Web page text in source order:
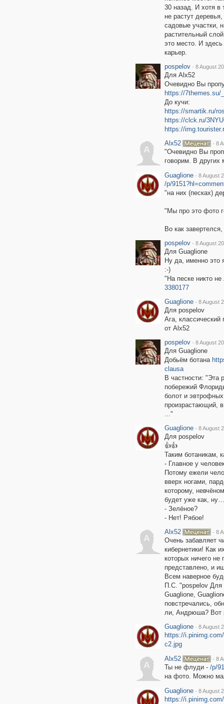
30 назад. И хотя в
не растут
садовые участки,
растительный
это место. И
карьер.
pospelov · 8 August
Для Alx52
Очевидно Вы
https://7themes.su/
До кучи:
https://smartik.ru/
https://clck.ru/
https://
A
Alx52 · 8
"Очевидно Вы
говорим. В других
Guaglione · 8 August
/p/
"на них (песках)
"Мы про это фото
Во как
pospelov · 8 August
Для Guaglione
Ну да, именно это
:-)
"На песке никто
3380177
Guaglione · 8 August
Для pospelov
Ага,
от Alx52
pospelov · 8 August
Для Guaglione
Добьём ботана
clausa
В частности: "Эта
побережий
болот и
произрастающий,
..."
Guaglione · 8 August
Для pospelov
👍👍
Таким ботаникам,
- Главное у
Потому ежели
вверх ногами,
которому,
будет уже как, ну…
- Зелёное?
- Нет! Рябое!
A
Alx52 · 8
Очень забавляет
кибернетики! Как
которых ничего
представлено, и
Всем наверное
П.С. "pospelov Для
Guaglione,
повстречались,
ли, Андрюша? Вот
Guaglione · 8 August
https://
c2.jpg
A
Alx52 · 8
Ты не флуди - /p/
на фото. Можно
Guaglione · 8 August
https://